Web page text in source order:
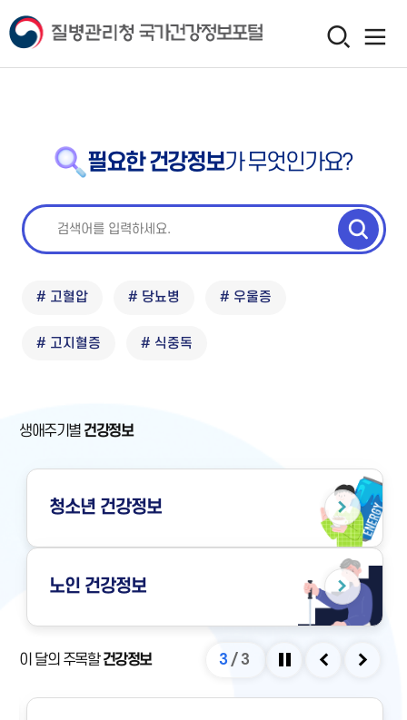
필요한 건강정보가 무엇인가요?
# 고혈압 # 당뇨병 # 우울증
# 고지혈증 # 식중독
생애주기별 건강정보
청소년 건강정보
노인 건강정보
이 달의 주목할건강정보 3 /3